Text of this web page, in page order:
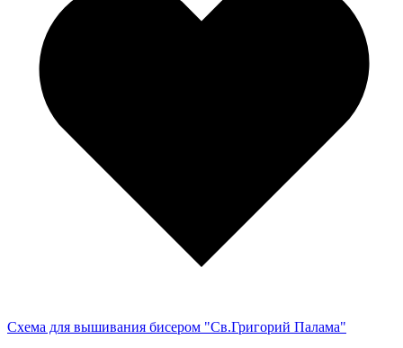
Схема для вышивания бисером "Св.Григорий Палама"